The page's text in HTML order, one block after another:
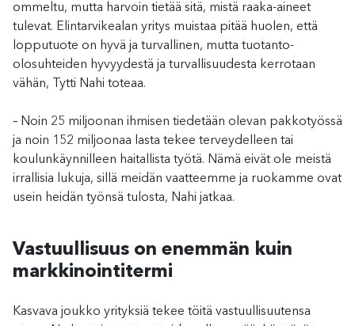
ommeltu, mutta harvoin tietää sitä, mistä raaka-aineet
tulevat. Elintarvikealan yritys muistaa pitää huolen, että
lopputuote on hyvä ja turvallinen, mutta tuotanto-
olosuhteiden hyvyydestä ja turvallisuudesta kerrotaan
vähän, Tytti Nahi toteaa.
– Noin 25 miljoonan ihmisen tiedetään olevan pakkotyössä
ja noin 152 miljoonaa lasta tekee terveydelleen tai
koulunkäynnilleen haitallista työtä. Nämä eivät ole meistä
irrallisia lukuja, sillä meidän vaatteemme ja ruokamme ovat
usein heidän työnsä tulosta, Nahi jatkaa.
Vastuullisuus on enemmän kuin
markkinointitermi
Kasvava joukko yrityksiä tekee töitä vastuullisuutensa